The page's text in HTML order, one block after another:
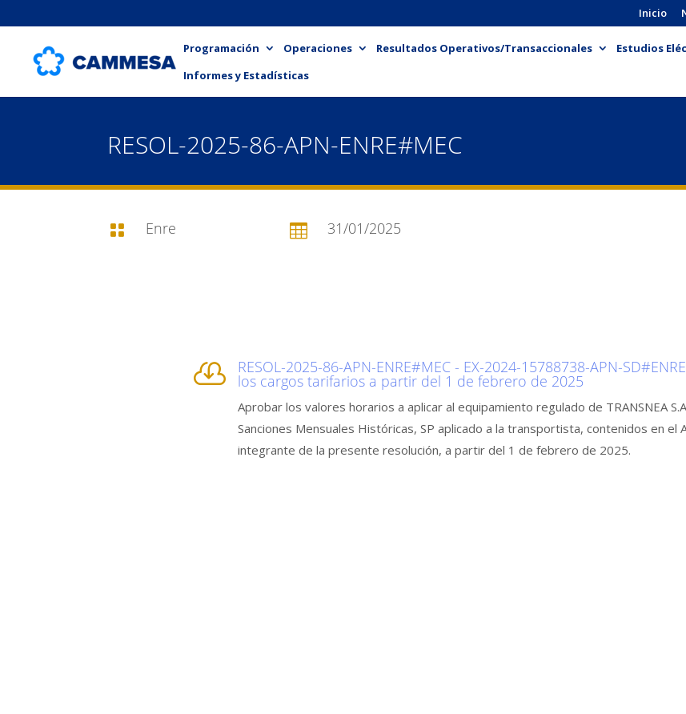
Inicio
Programación Operaciones Resultados Operativos/Transaccionales Estudios
Informes y Estadísticas
RESOL-2025-86-APN-ENRE#MEC
 Enre  31/01/2025
 RESOL-2025-86-APN-ENRE#MEC - EX-2024-15788738-APN-
los cargos tarifarios a partir del 1 de febrero de 2025
Aprobar los valores horarios a aplicar al equipamiento regulado de TRANSNEA
Sanciones Mensuales Históricas, SP aplicado a la transportista, contenidos en
integrante de la presente resolución, a partir del 1 de febrero de 2025.